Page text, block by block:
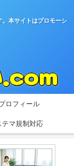
本サイトはプロモーシ
ロフィール
テマ規制対応